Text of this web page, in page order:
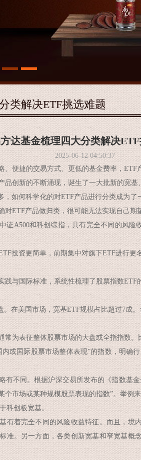
类解决ETF挑选难题
达基金梳理四大分类解决
2025-06-12 04:50:37
便捷的交易方式、更低的基金费率，ETF
品创新的不断涌现，诞生了一大批新的宽基
如何科学化的对ETF产品进行分类成为了
ETF产品做归类，很可能无法实现自己期
A500和科创综指，具有完全不同的风险
资更简单，前期集中对旗下ETF进行更
与国际标准，系统性梳理了股票指数ETF
美国市场，宽基ETF规模占比超过7成。
为表征整体股票市场的大盘或全指指数。
或国际股票市场整体表现”的指数，明确
不同。根据沪深交易所发布的《指数基金
个市场或某种规模股票表现的指数”。举例
科创板宽基。
着完全不同的风险收益特征。而且，境
准。另一方面，各类创新宽基和窄宽基概